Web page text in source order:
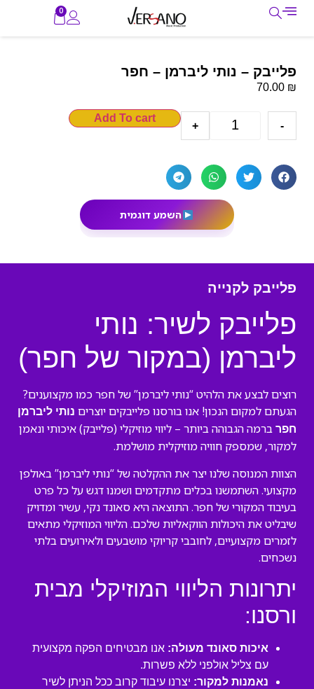
0
פלייבק – נותי ליברמן – חפר
70.00 ₪
-
+
Add To cart
השמע דוגמית
פלייבק לקנייה
פלייבק לשיר: נותי
ליברמן (במקור של חפר)
רוצים לבצע את הלהיט “נותי ליברמן” של חפר כמו מקצוענים?
הגעתם למקום הנכון! אנו בורסנו פלייבקים יוצרים נותי ליברמן
חפר ברמה הגבוהה ביותר – ליווי מוזיקלי (פלייבק) איכותי ונאמן
למקור, שמספק חוויה מוזיקלית מושלמת.
הצוות המנוסה שלנו יצר את ההקלטה של “נותי ליברמן” באולפן
מקצועי. השתמשנו בכלים מתקדמים ושמנו דגש על כל פרט
בעיבוד המקורי של חפר. התוצאה היא סאונד נקי, עשיר ומדויק
שיבליט את היכולות הווקאליות שלכם. הליווי המוזיקלי מתאים
לזמרים מקצועיים, לחובבי קריוקי מושבעים ולאירועים בלתי
נשכחים.
יתרונות הליווי המוזיקלי מבית
ורסנו:
איכות סאונד מעולה: אנו מבטיחים הפקה מקצועית
עם צליל אולפני ללא פשרות.
נאמנות למקור: יצרנו עיבוד קרוב ככל הניתן לשיר